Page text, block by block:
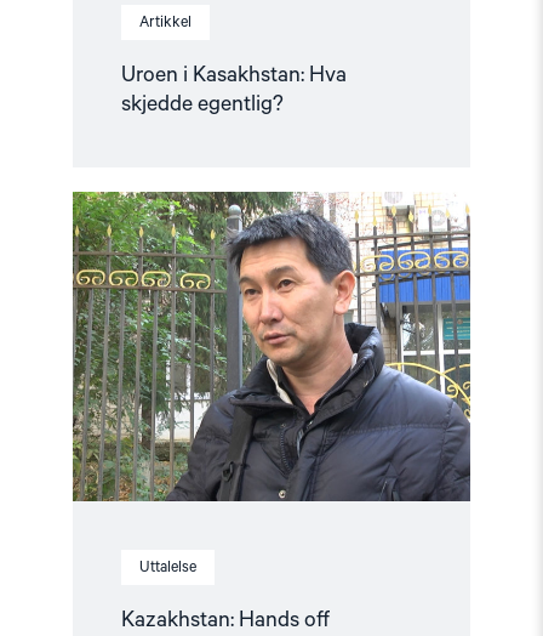
Artikkel
Uroen i Kasakhstan: Hva
skjedde egentlig?
Uttalelse
Kazakhstan: Hands off
Read
article
"Kazakhstan:
Hands
off
independent
journalists"